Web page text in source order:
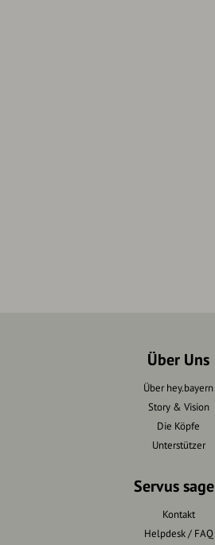
Über Uns
Über hey.bayern
Story & Vision
Die Köpfe
Unterstützer
Servus
Kontakt
Helpdesk / FAQ